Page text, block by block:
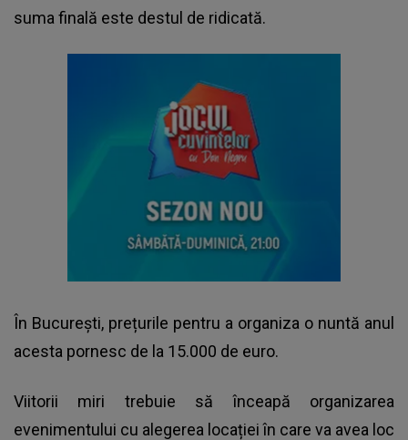
suma finală este destul de ridicată.
În București, prețurile pentru a organiza o nuntă anul
acesta pornesc de la 15.000 de euro.
Viitorii miri trebuie să înceapă organizarea
evenimentului cu alegerea locației în care va avea loc